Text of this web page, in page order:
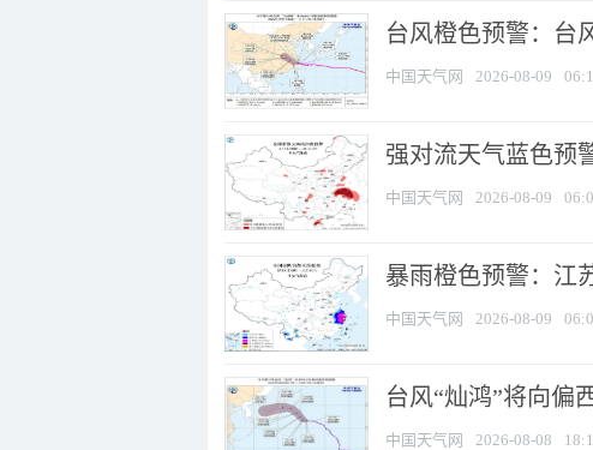
台风橙色预警：台
中国天气网 2026-08-09
强对流天气蓝色预
中国天气网 2026-08-09
暴雨橙色预警：江
中国天气网 2026-08-09
台风“灿鸿”将向偏
中国天气网 2026-08-08